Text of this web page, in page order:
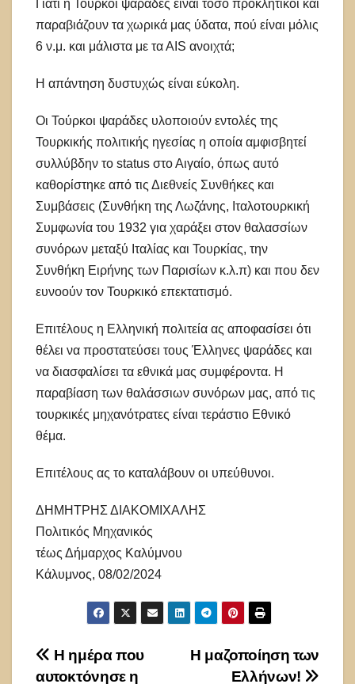
Γιατί η Τούρκοι ψαράδες είναι τόσο προκλητικοί και
παραβιάζουν τα χωρικά μας ύδατα, πού είναι μόλις
6 ν.μ. και μάλιστα με τα ΑΙS ανοιχτά;
Η απάντηση δυστυχώς είναι εύκολη.
Οι Τούρκοι ψαράδες υλοποιούν εντολές της
Τουρκικής πολιτικής ηγεσίας η οποία αμφισβητεί
συλλύβδην το status στο Αιγαίο, όπως αυτό
καθορίστηκε από τις Διεθνείς Συνθήκες και
Συμβάσεις (Συνθήκη της Λωζάνης, Ιταλοτουρκική
Συμφωνία του 1932 για χαράξει στον θαλασσίων
συνόρων μεταξύ Ιταλίας και Τουρκίας, την
Συνθήκη Ειρήνης των Παρισίων κ.λ.π) και που δεν
ευνοούν τον Τουρκικό επεκτατισμό.
Επιτέλους η Ελληνική πολιτεία ας αποφασίσει ότι
θέλει να προστατεύσει τους Έλληνες ψαράδες και
να διασφαλίσει τα εθνικά μας συμφέροντα. Η
παραβίαση των θαλάσσιων συνόρων μας, από τις
τουρκικές μηχανότρατες είναι τεράστιο Εθνικό
θέμα.
Επιτέλους ας το καταλάβουν οι υπεύθυνοι.
ΔΗΜΗΤΡΗΣ ΔΙΑΚΟΜΙΧΑΛΗΣ
Πολιτικός Μηχανικός
τέως Δήμαρχος Καλύμνου
Κάλυμνος, 08/02/2024
Πλοήγηση
Η μαζοποίηση των
Ελλήνων!
H ημέρα που
αυτοκτόνησε η